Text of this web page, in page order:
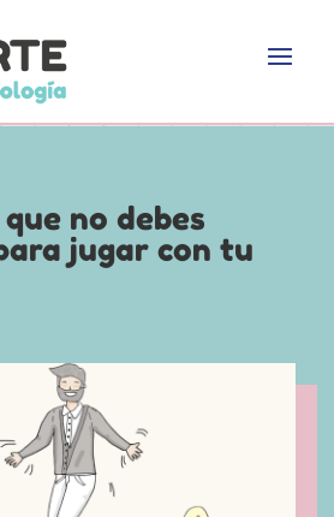
no debes
jugar con tu